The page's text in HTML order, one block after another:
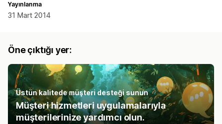
Yayınlanma
31 Mart 2014
Öne çıktığı yer:
Üstün kalitede müşteri desteği sunun
Müşteri hizmetleri uygulamalarıyla
müşterilerinize yardımcı olun.